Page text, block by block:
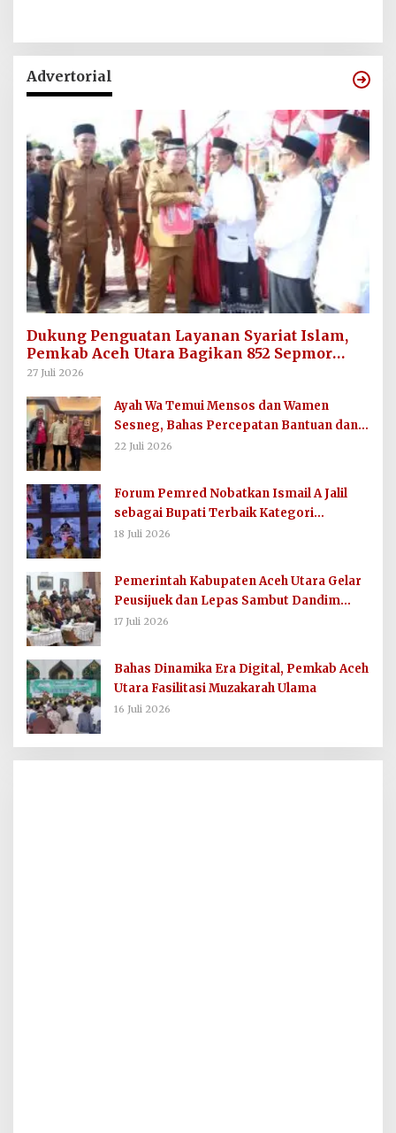
Advertorial
Dukung Penguatan Layanan Syariat Islam,
Pemkab Aceh Utara Bagikan 852 Sepmor
untuk Imum Gampong
27 Juli 2026
Ayah Wa Temui Mensos dan Wamen
Sesneg, Bahas Percepatan Bantuan dan
Dana Direktif Presiden
22 Juli 2026
Forum Pemred Nobatkan Ismail A Jalil
sebagai Bupati Terbaik Kategori
Komunikasi dan Informasi Publik
18 Juli 2026
Pemerintah Kabupaten Aceh Utara Gelar
Peusijuek dan Lepas Sambut Dandim
0103/AUT
17 Juli 2026
Bahas Dinamika Era Digital, Pemkab Aceh
Utara Fasilitasi Muzakarah Ulama
16 Juli 2026